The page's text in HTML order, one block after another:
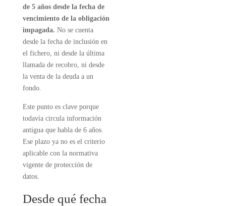
de 5 años desde la fecha de
vencimiento de la obligación
impagada. No se cuenta
desde la fecha de inclusión en
el fichero, ni desde la última
llamada de recobro, ni desde
la venta de la deuda a un
fondo.
Este punto es clave porque
todavía circula información
antigua que habla de 6 años.
Ese plazo ya no es el criterio
aplicable con la normativa
vigente de protección de
datos.
Desde qué fecha